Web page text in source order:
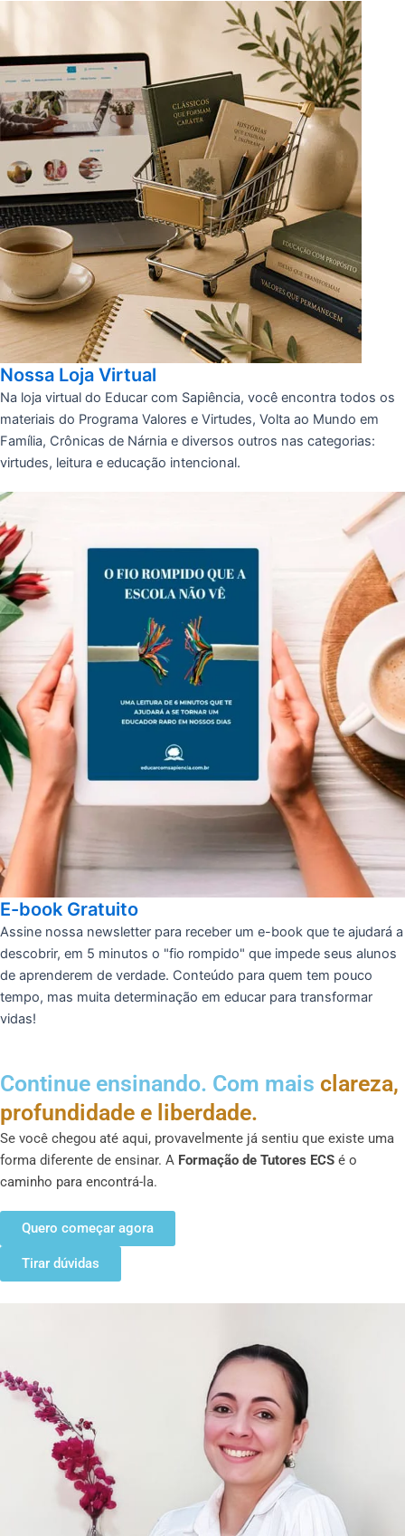
Nossa Loja Virtual
Na loja virtual do Educar com Sapiência, você encontra todos os
materiais do Programa Valores e Virtudes, Volta ao Mundo em
Família, Crônicas de Nárnia e diversos outros nas categorias:
virtudes, leitura e educação intencional.
E-book Gratuito
Assine nossa newsletter para receber um e-book que te ajudará a
descobrir, em 5 minutos o "fio rompido" que impede seus alunos
de aprenderem de verdade. Conteúdo para quem tem pouco
tempo, mas muita determinação em educar para transformar
vidas!
Continue ensinando. Com mais clareza,
profundidade e liberdade.
Se você chegou até aqui, provavelmente já sentiu que existe uma
forma diferente de ensinar. A Formação de Tutores ECS é o
caminho para encontrá-la.
Quero começar agora
Tirar dúvidas